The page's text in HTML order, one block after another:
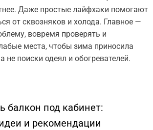
Даже простые лайфхаки помогают
от сквозняков и холода. Главное —
вовремя проверять и
места, чтобы зима приносила
не поиски одеял и обогревателей.
балкон под кабинет:
и рекомендации